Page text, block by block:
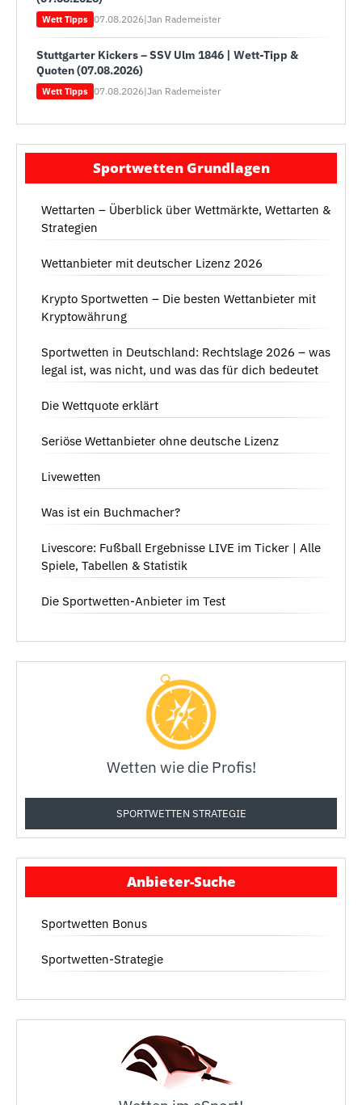
Wett Tipps 07.08.2026|Jan Rademeister
Stuttgarter Kickers – SSV Ulm 1846 | Wett-Tipp &
Quoten (07.08.2026)
Wett Tipps 07.08.2026|Jan Rademeister
Sportwetten Grundlagen
Wettarten – Überblick über Wettmärkte, Wettarten &
Strategien
Wettanbieter mit deutscher Lizenz 2026
Krypto Sportwetten – Die besten Wettanbieter mit
Kryptowährung
Sportwetten in Deutschland: Rechtslage 2026 – was
legal ist, was nicht, und was das für dich bedeutet
Die Wettquote erklärt
Seriöse Wettanbieter ohne deutsche Lizenz
Livewetten
Was ist ein Buchmacher?
Livescore: Fußball Ergebnisse LIVE im Ticker | Alle
Spiele, Tabellen & Statistik
Die Sportwetten-Anbieter im Test
Wetten wie die Profis!
SPORTWETTEN STRATEGIE
Anbieter-Suche
Sportwetten Bonus
Sportwetten-Strategie